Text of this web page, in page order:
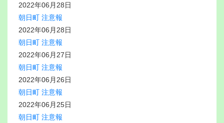
2022年06月28日
朝日町 注意報
2022年06月28日
朝日町 注意報
2022年06月27日
朝日町 注意報
2022年06月26日
朝日町 注意報
2022年06月25日
朝日町 注意報